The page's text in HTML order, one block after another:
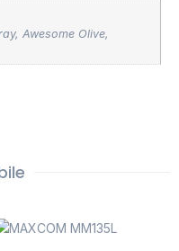
,Awesome Olive,